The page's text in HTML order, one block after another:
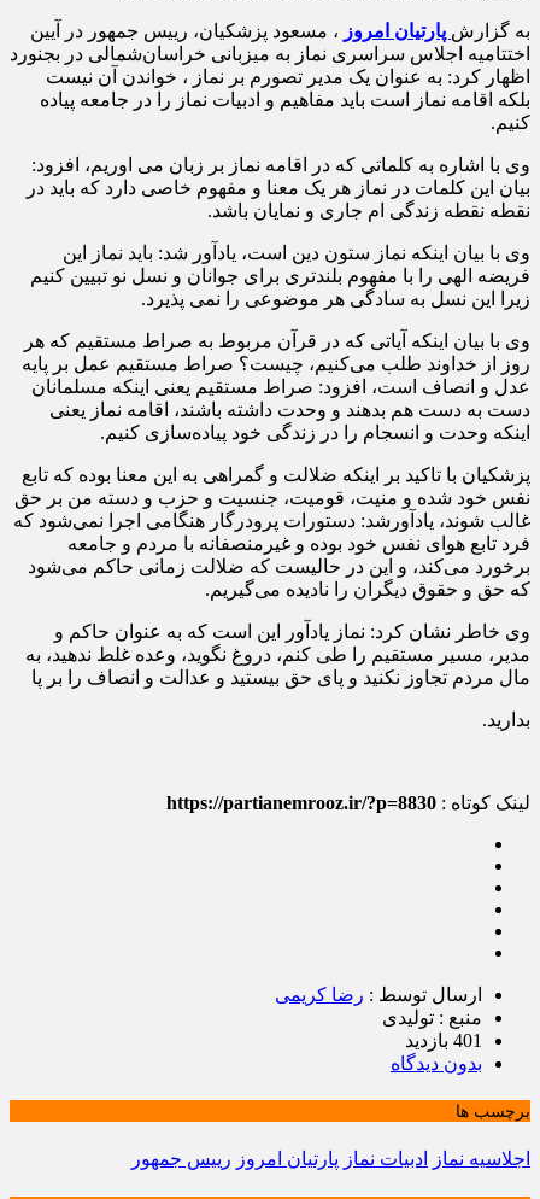
به گزارش پارتیان امروز ، مسعود پزشکیان، رییس جمهور در آیین
اختتامیه اجلاس سراسری نماز به میزبانی خراسان‌شمالی در بجنورد
اظهار کرد: به عنوان یک مدیر تصورم بر نماز ، خواندن آن نیست
بلکه اقامه نماز است باید مفاهیم و ادبیات نماز را در جامعه پیاده
کنیم.
وی با اشاره به کلماتی که در اقامه نماز بر زبان می اوریم، افزود:
بیان این کلمات در نماز هر یک معنا و مفهوم خاصی دارد که باید در
نقطه نقطه زندگی ام جاری و نمایان باشد.
وی با بیان اینکه نماز ستون دین است، یادآور شد: باید نماز این
فریضه الهی را با مفهوم بلندتری برای جوانان و نسل نو تبیین کنیم
زیرا این نسل به سادگی هر موضوعی را نمی پذیرد.
وی با بیان اینکه آیاتی که در قرآن مربوط به صراط مستقیم که هر
روز از خداوند طلب می‌کنیم، چیست؟ صراط مستقیم عمل بر پایه
عدل و انصاف است، افزود: صراط مستقیم یعنی اینکه مسلمانان
دست به دست هم بدهند و وحدت داشته باشند، اقامه نماز یعنی
اینکه وحدت و انسجام را در زندگی خود پیاده‌سازی کنیم.
پزشکیان با تاکید بر اینکه ضلالت و گمراهی به این معنا بوده که تابع
نفس خود شده و منیت، قومیت، جنسیت و حزب و دسته من بر حق
غالب شوند، یادآورشد: دستورات پرودرگار هنگامی اجرا نمی‌شود که
فرد تابع هوای نفس خود بوده و غیرمنصفانه با مردم و جامعه
برخورد می‌کند، و این در حالیست که ضلالت زمانی حاکم می‌شود
که حق و حقوق دیگران را نادیده می‌گیریم.
وی خاطر نشان کرد: نماز یادآور این است که به عنوان حاکم و
مدیر، مسیر مستقیم را طی کنم، دروغ نگوید، وعده غلط ندهید، به
مال مردم تجاوز نکنید و پای حق بیستید و عدالت و انصاف را بر پا
بدارید.
لینک کوتاه : https://partianemrooz.ir/?p=8830
ارسال توسط : رضا کریمی
منبع : تولیدی
401 بازدید
بدون دیدگاه
برچسب ها
اجلاسیه نماز ادبیات نماز پارتیان امروز رییس جمهور